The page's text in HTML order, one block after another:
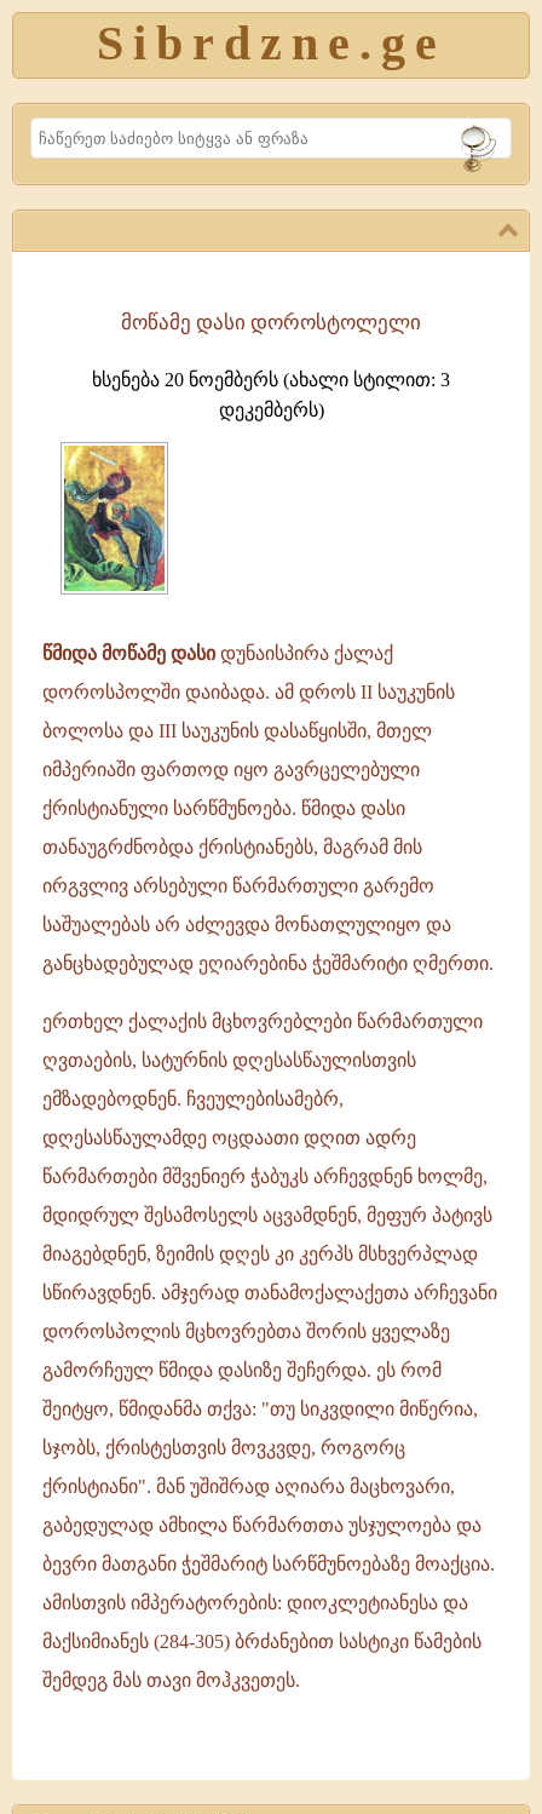
Sibrdzne.ge
Search
ქალაქ
დოროსპოლში
დაიბადა.
დროს
ბოლოსა
და
III
საუკუნის
მოწამე დასი დოროსტოლელი
ხსენება 20 ნოემბერს (ახალი სტილით: 3
დეკემბერს)
წმიდა მოწამე დასიდუნაისპირა ქალაქ
დოროსპოლში დაიბადა. ამ დროს II საუკუნის
ბოლოსა და III საუკუნის დასაწყისში, მთელ
იმპერიაში ფართოდ იყო გავრცელებული
ქრისტიანული სარწმუნოება. წმიდა დასი
თანაუგრძნობდა ქრისტიანებს, მაგრამ მის
ირგვლივ არსებული წარმართული გარემო
საშუალებას არ აძლევდა მონათლულიყო და
განცხადებულად ეღიარებინა ჭეშმარიტი ღმერთი.
ერთხელ ქალაქის მცხოვრებლები წარმართული
ღვთაების, სატურნის დღესასწაულისთვის
ემზადებოდნენ. ჩვეულებისამებრ,
დღესასწაულამდე ოცდაათი დღით ადრე
წარმართები მშვენიერ ჭაბუკს არჩევდნენ ხოლმე,
მდიდრულ შესამოსელს აცვამდნენ, მეფურ პატივს
მიაგებდნენ, ზეიმის დღეს კი კერპს მსხვერპლად
სწირავდნენ. ამჯერად თანამოქალაქეთა არჩევანი
დოროსპოლის მცხოვრებთა შორის ყველაზე
გამორჩეულ წმიდა დასიზე შეჩერდა. ეს რომ
შეიტყო, წმიდანმა თქვა: "თუ სიკვდილი მიწერია,
სჯობს, ქრისტესთვის მოვკვდე, როგორც
ქრისტიანი". მან უშიშრად აღიარა მაცხოვარი,
გაბედულად ამხილა წარმართთა უსჯულოება და
ბევრი მათგანი ჭეშმარიტ სარწმუნოებაზე მოაქცია.
ამისთვის იმპერატორების: დიოკლეტიანესა და
მაქსიმიანეს (284-305) ბრძანებით სასტიკი წამების
შემდეგ მას თავი მოჰკვეთეს.